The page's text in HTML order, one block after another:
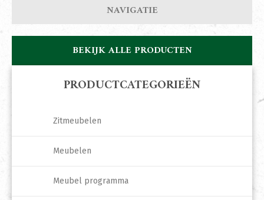
NAVIGATIE
BEKIJK ALLE PRODUCTEN
PRODUCTCATEGORIEËN
Zitmeubelen
Meubelen
Meubel programma